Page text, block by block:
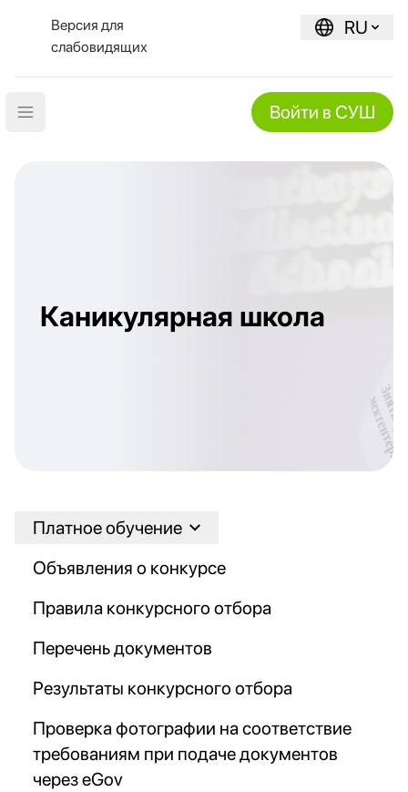
Версия для
слабовидящих
RU
Open main menu Войти в СУШ
Каникулярная школа
Платное обучение
Объявления о конкурсе
Правила конкурсного отбора
Перечень документов
Результаты конкурсного отбора
Проверка фотографии на соответствие
требованиям при подаче документов
через eGov